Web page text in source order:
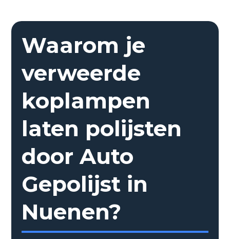
Waarom je
verweerde
koplampen
laten polijsten
door Auto
Gepolijst in
Nuenen?